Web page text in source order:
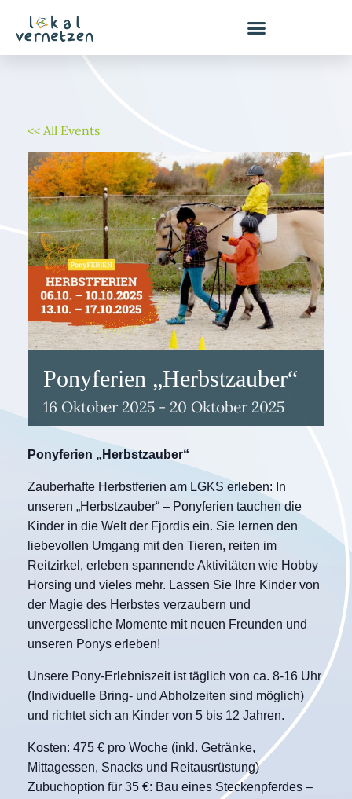
Inhalt
springen
<< All Events
Ponyferien „Herbstzauber“
16 Oktober 2025 - 20 Oktober 2025
Ponyferien „Herbstzauber“
Zauberhafte Herbstferien am LGKS erleben: In
unseren „Herbstzauber“ – Ponyferien tauchen die
Kinder in die Welt der Fjordis ein. Sie lernen den
liebevollen Umgang mit den Tieren, reiten im
Reitzirkel, erleben spannende Aktivitäten wie Hobby
Horsing und vieles mehr. Lassen Sie Ihre Kinder von
der Magie des Herbstes verzaubern und
unvergessliche Momente mit neuen Freunden und
unseren Ponys erleben!
Unsere Pony-Erlebniszeit ist täglich von ca. 8-16 Uhr
(Individuelle Bring- und Abholzeiten sind möglich)
und richtet sich an Kinder von 5 bis 12 Jahren.
Kosten: 475 € pro Woche (inkl. Getränke,
Mittagessen, Snacks und Reitausrüstung)
Zubuchoption für 35 €: Bau eines Steckenpferdes –